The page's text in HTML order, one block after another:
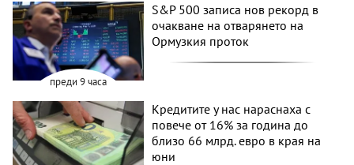
преди 9 часа
S&P 500 записа нов рекорд в
очакване на отварянето на
Ормузкия проток
Кредитите у нас нараснаха с
повече от 16% за година до
близо 66 млрд. евро в края на
юни